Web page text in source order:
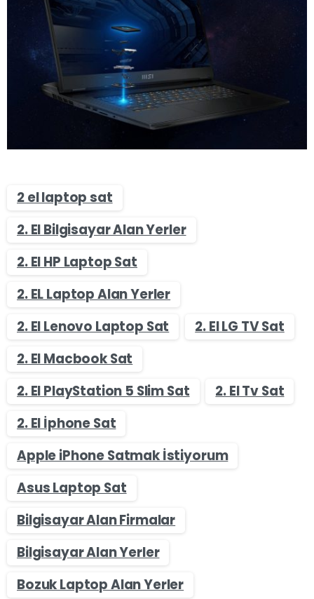
2 el laptop sat
2. El Bilgisayar Alan Yerler
2. El HP Laptop Sat
2. EL Laptop Alan Yerler
2. El Lenovo Laptop Sat
2. El LG TV Sat
2. El Macbook Sat
2. El PlayStation 5 Slim Sat
2. El Tv Sat
2. El İphone Sat
Apple iPhone Satmak İstiyorum
Asus Laptop Sat
Bilgisayar Alan Firmalar
Bilgisayar Alan Yerler
Bozuk Laptop Alan Yerler